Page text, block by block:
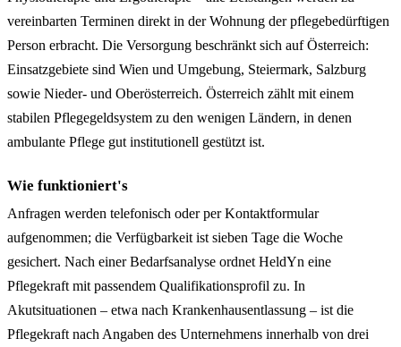
vereinbarten Terminen direkt in der Wohnung der pflegebedürftigen
Person erbracht. Die Versorgung beschränkt sich auf Österreich:
Einsatzgebiete sind Wien und Umgebung, Steiermark, Salzburg
sowie Nieder- und Oberösterreich. Österreich zählt mit einem
stabilen Pflegegeldsystem zu den wenigen Ländern, in denen
ambulante Pflege gut institutionell gestützt ist.
Wie funktioniert's
Anfragen werden telefonisch oder per Kontaktformular
aufgenommen; die Verfügbarkeit ist sieben Tage die Woche
gesichert. Nach einer Bedarfsanalyse ordnet HeldYn eine
Pflegekraft mit passendem Qualifikationsprofil zu. In
Akutsituationen – etwa nach Krankenhausentlassung – ist die
Pflegekraft nach Angaben des Unternehmens innerhalb von drei